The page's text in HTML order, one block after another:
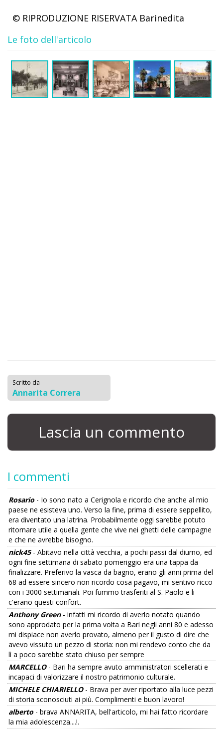
© RIPRODUZIONE RISERVATA Barinedita
Le foto dell'articolo
Scritto da
Annarita Correra
Lascia un commento
I commenti
Rosario - Io sono nato a Cerignola e ricordo che anche al mio
paese ne esisteva uno. Verso la fine, prima di essere seppellito,
era diventato una latrina. Probabilmente oggi sarebbe potuto
ritornare utile a quella gente che vive nei ghetti delle campagne
e che ne avrebbe bisogno.
nick45- Abitavo nella città vecchia, a pochi passi dal diurno, ed
ogni fine settimana di sabato pomeriggio era una tappa da
finalizzare. Preferivo la vasca da bagno, erano gli anni prima del
68 ad essere sincero non ricordo cosa pagavo, mi sentivo ricco
con i 3000 settimanali. Poi fummo trasferiti al S. Paolo e li
c'erano questi confort.
Anthony Green- infatti mi ricordo di averlo notato quando
sono approdato per la prima volta a Bari negli anni 80 e adesso
mi dispiace non averlo provato, almeno per il gusto di dire che
avevo vissuto un pezzo di storia: non mi rendevo conto che da
lì a poco sarebbe stato chiuso per sempre
MARCELLO- Bari ha sempre avuto amministratori scellerati e
incapaci di valorizzare il nostro patrimonio culturale.
MICHELE CHIARIELLO- Brava per aver riportato alla luce pezzi
di storia sconosciuti ai più. Complimenti e buon lavoro!
alberto- brava ANNARITA, bell'articolo, mi hai fatto ricordare
la mia adolescenza....!.